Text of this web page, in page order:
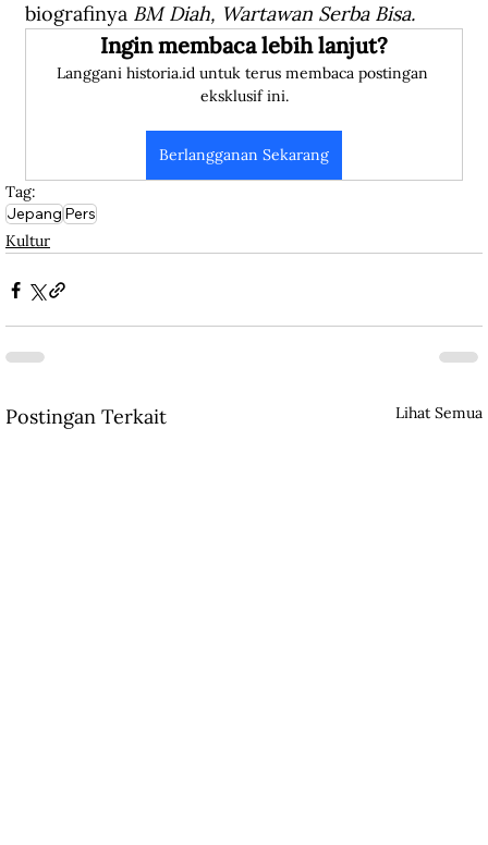
biografinya BM Diah, Wartawan Serba Bisa.
Ingin membaca lebih lanjut?
Langgani historia.id untuk terus membaca postingan
eksklusif ini.
Berlangganan Sekarang
Tag:
JepangPers
Kultur
Postingan Terkait Lihat Semua